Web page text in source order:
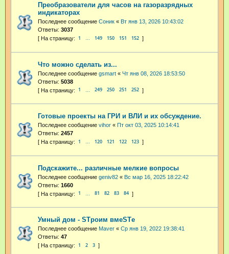
Преобразователи для часов на газоразрядных
индикаторах
Последнее сообщение Соник « Вт янв 13, 2026 10:43:02
Ответы: 3037
1 … 149 150 151 152
Что можно сделать из...
Последнее сообщение gsmart « Чт янв 08, 2026 18:53:50
Ответы: 5038
1 249 250 251 252
Готовые проекты на ГРИ и ВЛИ и их обсуждение.
Последнее сообщение vihor « Пт окт 03, 2025 10:14:41
Ответы: 2457
1 … 120 121 122 123
Подскажите... различные мелкие вопросы
Последнее сообщение geniv82 « Вс мар 16, 2025 18:22:42
Ответы: 1660
1 81 82 83 84
Умный дом - STроим вмеSTе
Последнее сообщение Maver « Ср янв 19, 2022 19:38:41
Ответы: 47
1 2 3